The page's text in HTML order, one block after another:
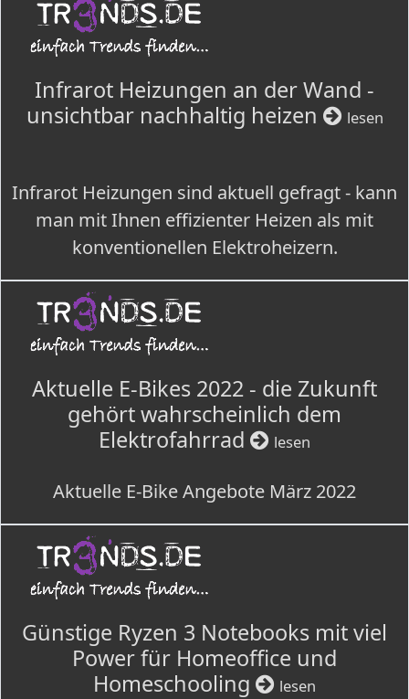
Infrarot Heizungen an der Wand -
unsichtbar nachhaltig heizen
lesen
Infrarot Heizungen sind aktuell gefragt - kann
man mit Ihnen effizienter Heizen als mit
konventionellen Elektroheizern.
Aktuelle E-Bikes 2022 - die Zukunft
gehört wahrscheinlich dem
Elektrofahrrad
lesen
Aktuelle E-Bike Angebote März 2022
Günstige Ryzen 3 Notebooks mit viel
Power für Homeoffice und
Homeschooling
lesen